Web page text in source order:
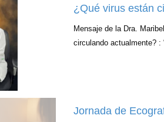
¿Qué virus están
Mensaje de la Dra.
circulando actualmente? :
Jornada de